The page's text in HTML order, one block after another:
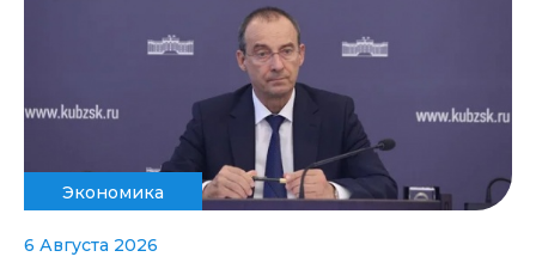
Экономика
6 Августа 2026